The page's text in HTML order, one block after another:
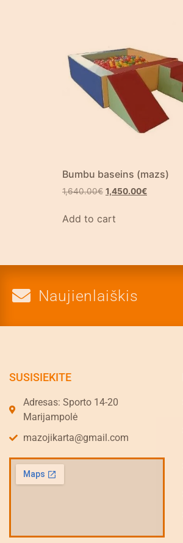
Bumbu baseins (mazs)
1,640.00€ 1,450.00€
Add to cart
Naujienlaiškis
SUSISIEKITE
Adresas: Sporto 14-20
Marijampolė
mazojikarta@gmail.com